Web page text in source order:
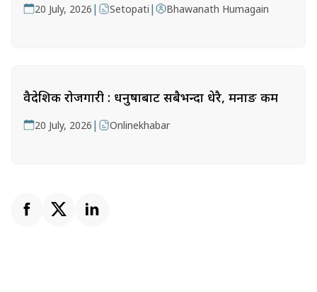
20 July, 2026 | Setopati | Bhawanath Humagain
वैदेशिक रोजगारी : धनुषाबाट सबैभन्दा धेरै, मनाङ कम
20 July, 2026 | Onlinekhabar